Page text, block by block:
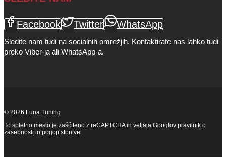
Facebook Twitter WhatsApp
Sledite nam tudi na socialnih omrežjih. Kontaktirate nas lahko tudi
preko Viber-ja ali WhatsApp-a.
© 2026 Luna Tuning
To spletno mesto je zaščiteno z reCAPTCHA in veljaja Googlov pravilnik o
zasebnosti in pogoji storitve.